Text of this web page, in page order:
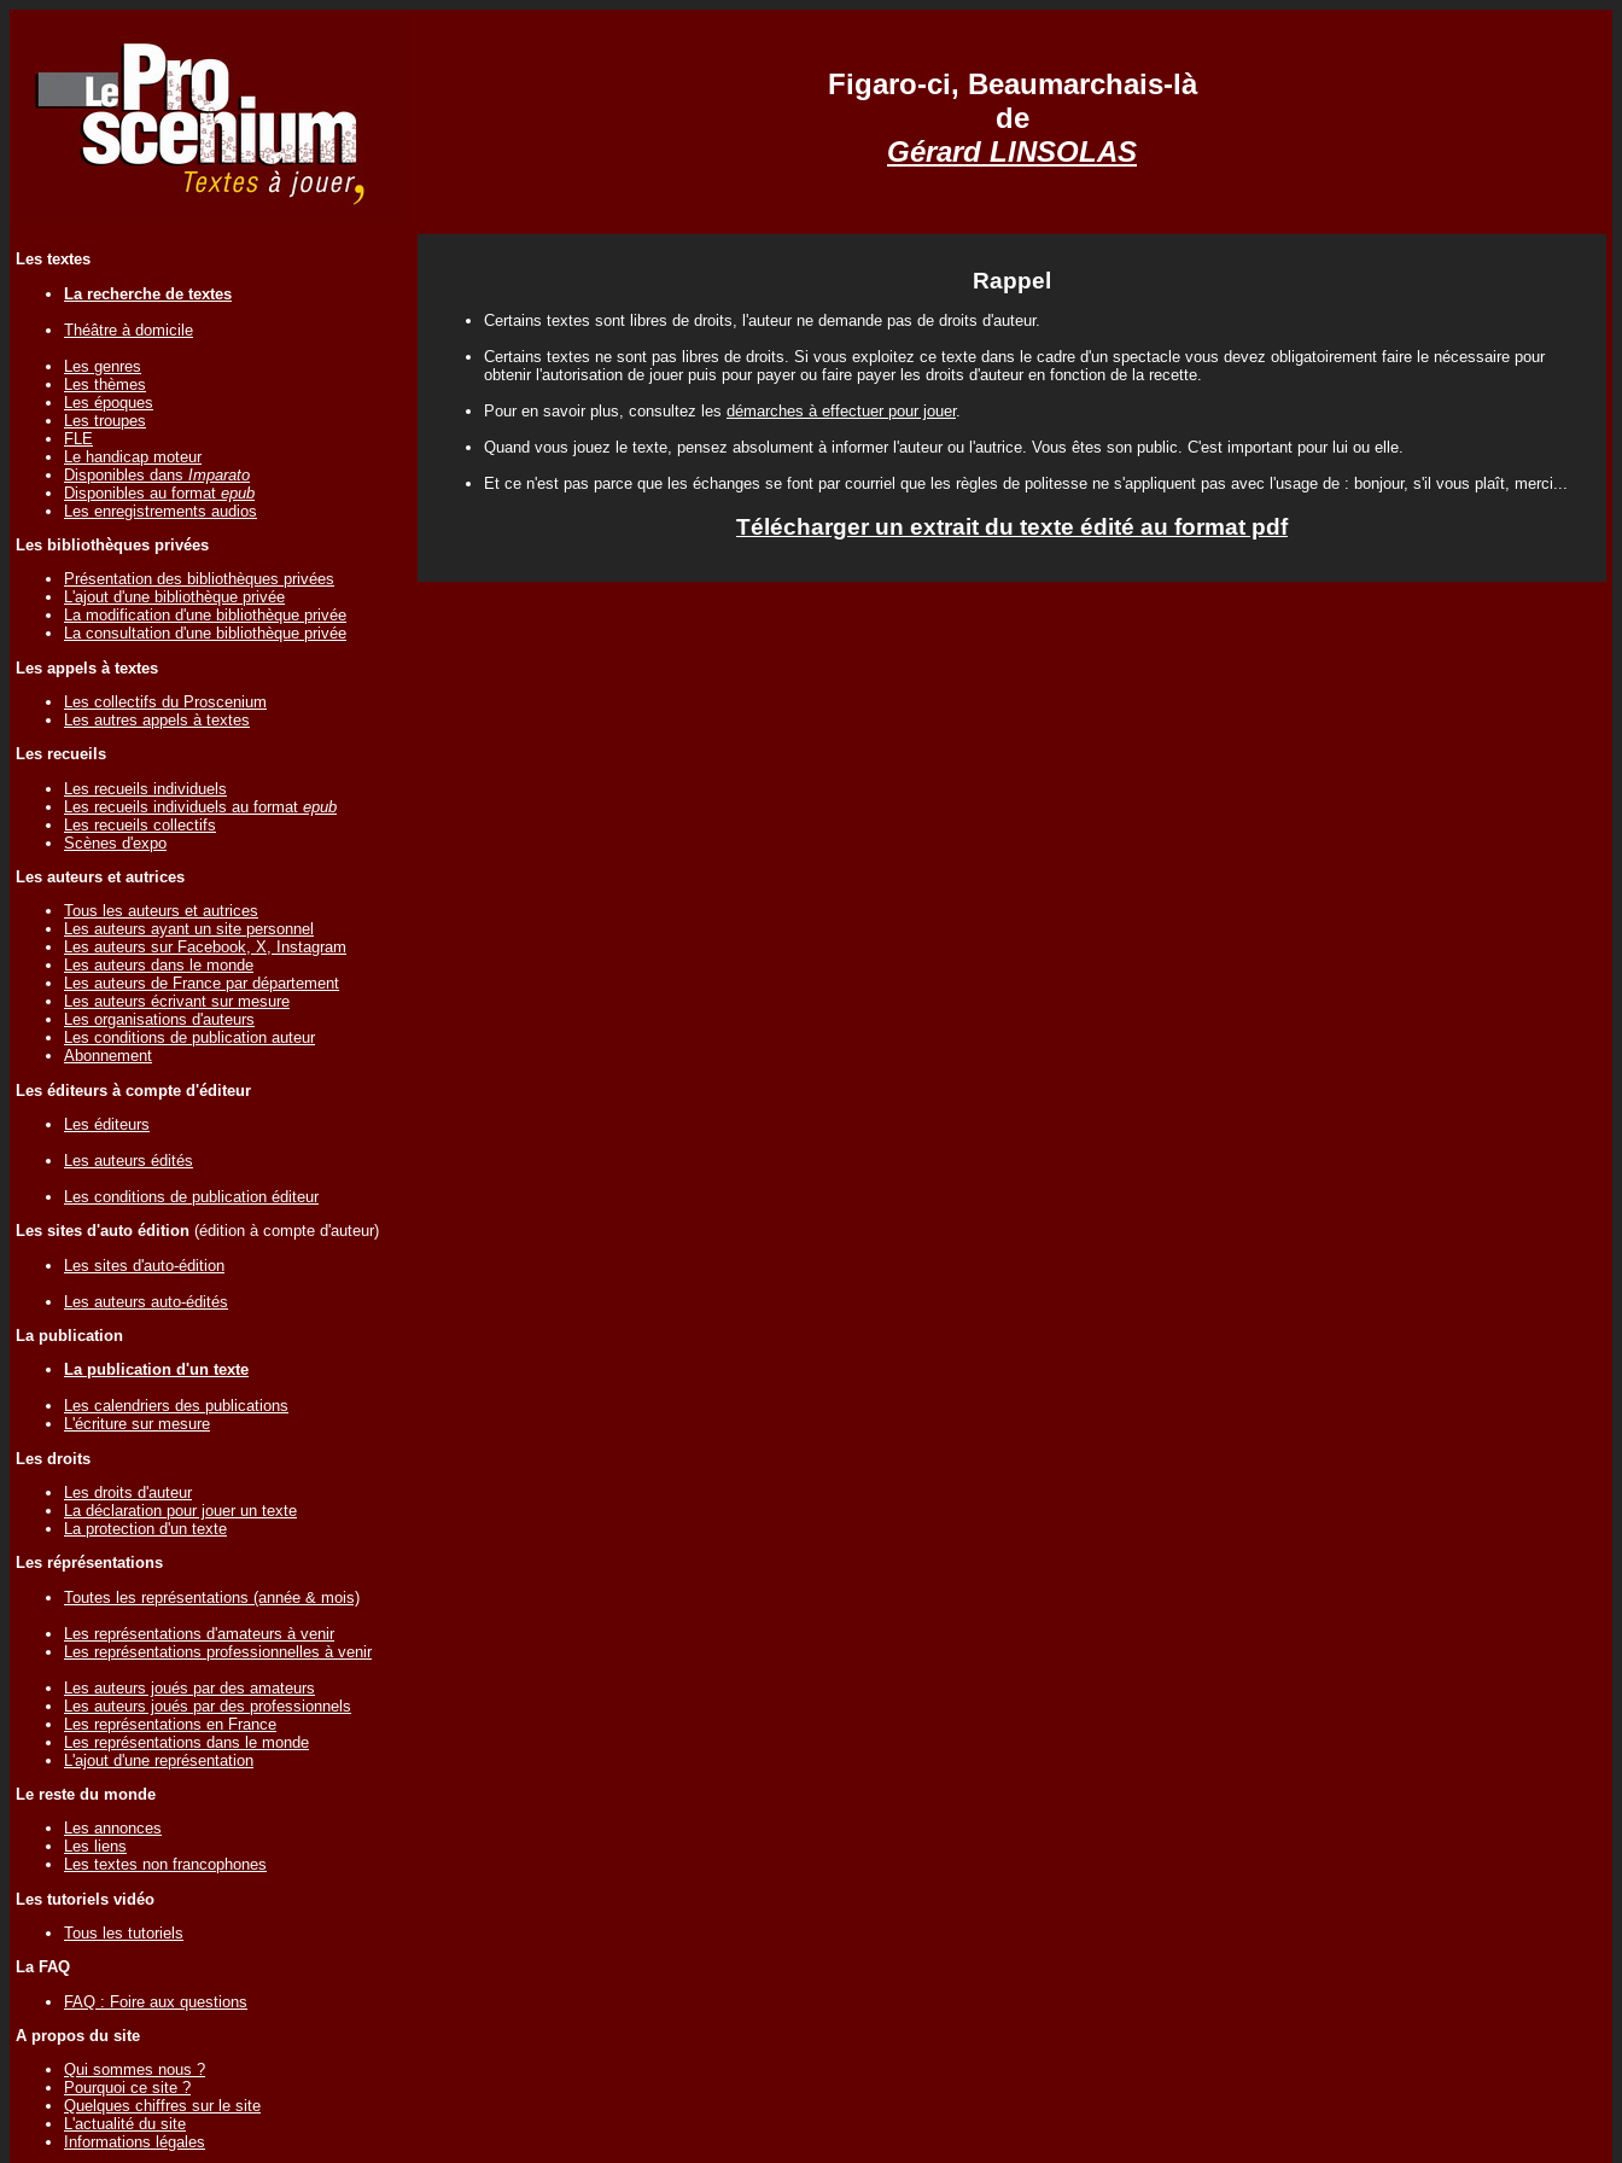
Figaro-ci, Beaumarchais-là
de
Gérard LINSOLAS
Les textes
La recherche de textes
Théâtre à domicile
Les genres
Les thèmes
Les époques
Les troupes
FLE
Le handicap moteur
Disponibles dans Imparato
Disponibles au format epub
Les enregistrements audios
Les bibliothèques privées
Présentation des bibliothèques privées
L'ajout d'une bibliothèque privée
La modification d'une bibliothèque privée
La consultation d'une bibliothèque privée
Les appels à textes
Les collectifs du Proscenium
Les autres appels à textes
Les recueils
Les recueils individuels
Les recueils individuels au format epub
Les recueils collectifs
Scènes d'expo
Les auteurs et autrices
Tous les auteurs et autrices
Les auteurs ayant un site personnel
Les auteurs sur Facebook, X, Instagram
Les auteurs dans le monde
Les auteurs de France par département
Les auteurs écrivant sur mesure
Les organisations d'auteurs
Les conditions de publication auteur
Abonnement
Les éditeurs à compte d'éditeur
Les éditeurs
Les auteurs édités
Les conditions de publication éditeur
Les sites d'auto édition (édition à compte d'auteur)
Les sites d'auto-édition
Les auteurs auto-édités
La publication
La publication d'un texte
Les calendriers des publications
L'écriture sur mesure
Les droits
Les droits d'auteur
La déclaration pour jouer un texte
La protection d'un texte
Les réprésentations
Toutes les représentations (année & mois)
Les représentations d'amateurs à venir
Les représentations professionnelles à venir
Les auteurs joués par des amateurs
Les auteurs joués par des professionnels
Les représentations en France
Les représentations dans le monde
L'ajout d'une représentation
Le reste du monde
Les annonces
Les liens
Les textes non francophones
Les tutoriels vidéo
Tous les tutoriels
La FAQ
FAQ : Foire aux questions
A propos du site
Qui sommes nous ?
Pourquoi ce site ?
Quelques chiffres sur le site
L'actualité du site
Informations légales
Rappel
Certains textes sont libres de droits, l'auteur ne demande pas de droits d'auteur.
Certains textes ne sont pas libres de droits. Si vous exploitez ce texte dans le cadre d'un spectacle vous devez obligatoirement faire le nécessaire pour
obtenir l'autorisation de jouer puis pour payer ou faire payer les droits d'auteur en fonction de la recette.
Pour en savoir plus, consultez les démarches à effectuer pour jouer.
Quand vous jouez le texte, pensez absolument à informer l'auteur ou l'autrice. Vous êtes son public. C'est important pour lui ou elle.
Et ce n'est pas parce que les échanges se font par courriel que les règles de politesse ne s'appliquent pas avec l'usage de : bonjour, s'il vous plaît, merci...
Télécharger un extrait du texte édité au format pdf